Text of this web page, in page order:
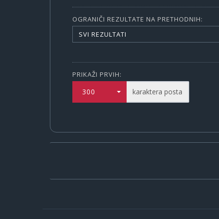
OGRANIČI REZULTATE NA PRETHODNIH:
SVI REZULTATI
PRIKAŽI PRVIH:
300 karaktera posta